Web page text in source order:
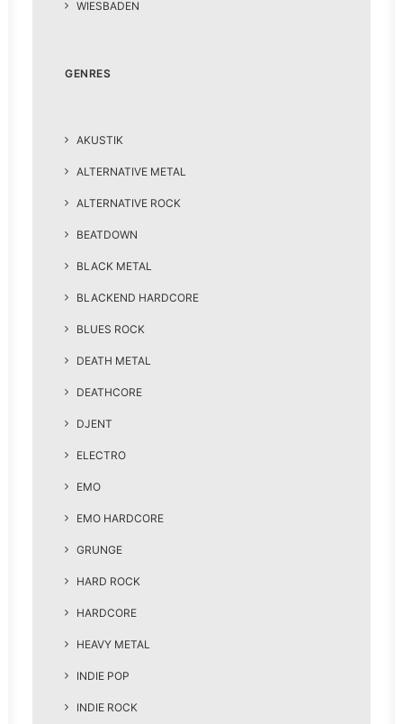
WIESBADEN
GENRES
AKUSTIK
ALTERNATIVE METAL
ALTERNATIVE ROCK
BEATDOWN
BLACK METAL
BLACKEND HARDCORE
BLUES ROCK
DEATH METAL
DEATHCORE
DJENT
ELECTRO
EMO
EMO HARDCORE
GRUNGE
HARD ROCK
HARDCORE
HEAVY METAL
INDIE POP
INDIE ROCK